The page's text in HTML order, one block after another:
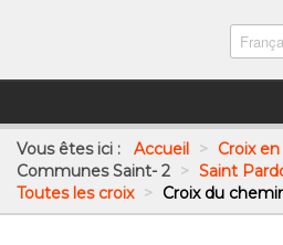
Vous êtes ici : Accueil > Croix
Communes Saint- 2 > Saint
Toutes les croix > Croix du